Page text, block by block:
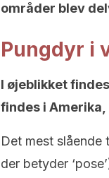
områder blev
Pungdyr i
I øjeblikket
findes i
Det mest
der betyder